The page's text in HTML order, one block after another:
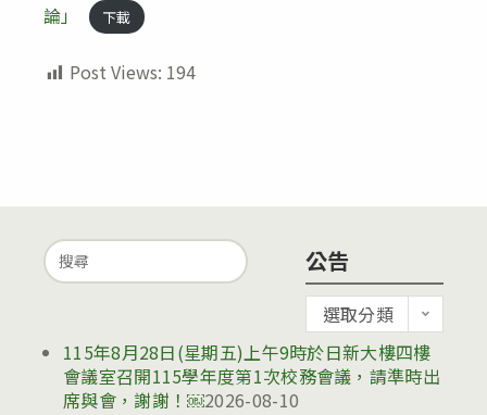
論」
下載
Post Views: 194
Search
for:
公告
告
選取分類
115年8月28日(星期五)上午9時於日新大樓四樓
會議室召開115學年度第1次校務會議，請準時出
席與會，謝謝！￼2026-08-10